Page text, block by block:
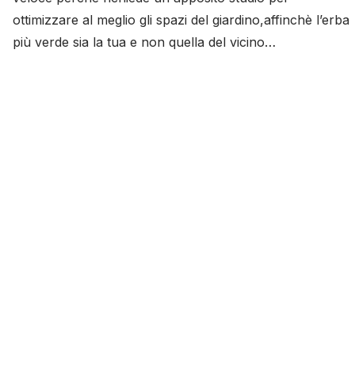
ottimizzare al meglio gli spazi del giardino,affinchè l’erba
più verde sia la tua e non quella del vicino…